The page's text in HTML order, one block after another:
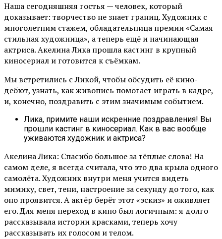
Наша сегодняшняя гостья — человек, который
доказывает: творчество не знает границ. Художник с
многолетним стажем, обладательница премии «Самая
стильная художница», а теперь ещё и начинающая
актриса. Акелина Лика прошла кастинг в крупный
киносериал и готовится к съёмкам.
Мы встретились с Ликой, чтобы обсудить её кино-
дебют, узнать, как живопись помогает играть в кадре,
и, конечно, поздравить с этим значимым событием.
Лика, примите наши искренние поздравления! Вы
прошли кастинг в киносериал. Как в вас вообще
уживаются художник и актриса?
Акелина Лика: Спасибо большое за тёплые слова! На
самом деле, я всегда считала, что это два крыла одного
самолёта. Художник внутри меня учится видеть
мимику, свет, тени, настроение за секунду до того, как
оно проявится. А актёр берёт этот «эскиз» и оживляет
его. Для меня переход в кино был логичным: я долго
рассказывала истории красками, теперь хочу
рассказывать их голосом и телом.